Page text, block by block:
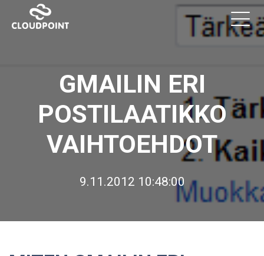
GMAILIN ERI
POSTILAATIKKO
VAIHTOEHDOT
9.11.2012 10:48:00